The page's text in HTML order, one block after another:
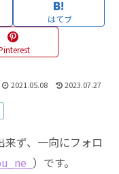
はてブ
2021.05.08 2023.07.27
ず、一向にフォロ
）です。